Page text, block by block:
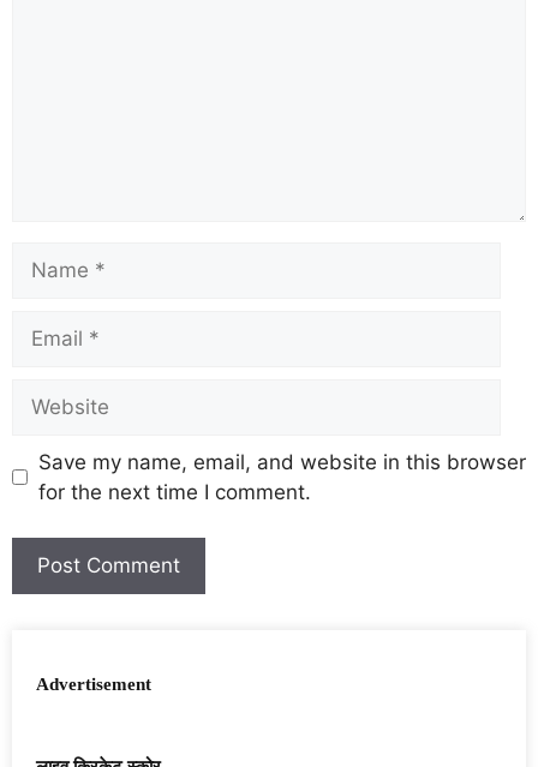
Save my name, email, and website in this browser
for the next time I comment.
Advertisement